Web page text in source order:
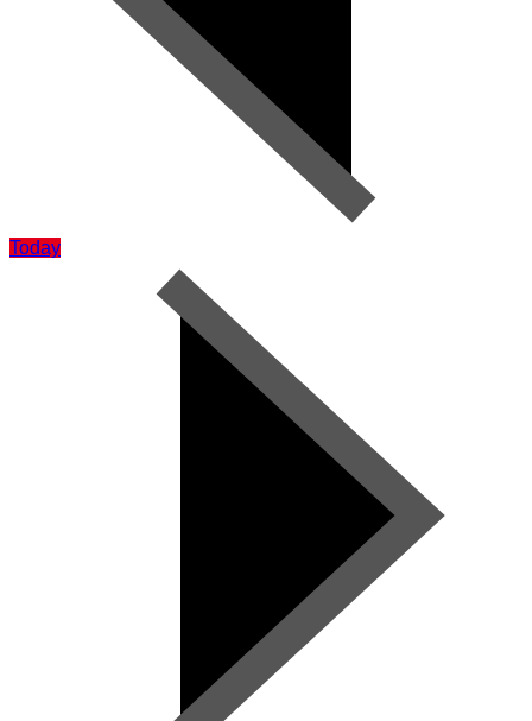
Today